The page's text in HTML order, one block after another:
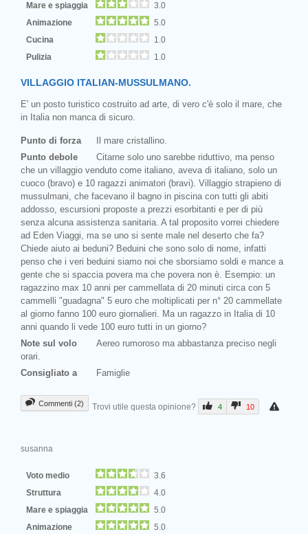
Mare e spiaggia
3.0
Animazione
5.0
Cucina
1.0
Pulizia
1.0
VILLAGGIO ITALIAN-MUSSULMANO.
E' un posto turistico costruito ad arte, di vero c'è solo il mare, che
in Italia non manca di sicuro.
Punto di forza
Il mare cristallino.
Punto debole
Citarne solo uno sarebbe riduttivo, ma penso
che un villaggio venduto come italiano, aveva di italiano, solo un
cuoco (bravo) e 10 ragazzi animatori (bravi). Villaggio strapieno di
mussulmani, che facevano il bagno in piscina con tutti gli abiti
addosso, escursioni proposte a prezzi esorbitanti e per di più
senza alcuna assistenza sanitaria. A tal proposito vorrei chiedere
ad Eden Viaggi, ma se uno si sente male nel deserto che fa?
Chiede aiuto ai beduni? Beduini che sono solo di nome, infatti
penso che i veri beduini siamo noi che sborsiamo soldi e mance a
gente che si spaccia povera ma che povera non è. Esempio: un
ragazzino max 10 anni per cammellata di 20 minuti circa con 5
cammelli "guadagna" 5 euro che moltiplicati per n° 20 cammellate
al giorno fanno 100 euro giornalieri. Ma un ragazzo in Italia di 10
anni quando li vede 100 euro tutti in un giorno?
Note sul volo
Aereo rumoroso ma abbastanza preciso negli
orari.
Consigliato a
Famiglie
Commenti (2) Trovi utile questa opinione? 4 10
susanna
Voto medio
3.6
Struttura
4.0
Mare e spiaggia
5.0
Animazione
5.0